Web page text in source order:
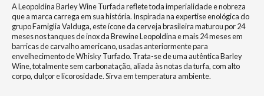
A Leopoldina Barley Wine Turfada reflete toda imperialidade e nobreza
que a marca carrega em sua história. Inspirada na expertise enológica do
grupo Famiglia Valduga, este ícone da cerveja brasileira maturou por 24
meses nos tanques de inox da Brewine Leopoldina e mais 24 meses em
barricas de carvalho americano, usadas anteriormente para
envelhecimento de Whisky Turfado. Trata-se de uma autêntica Barley
Wine, totalmente sem carbonatação, aliada às notas da turfa, com alto
corpo, dulçor e licorosidade. Sirva em temperatura ambiente.